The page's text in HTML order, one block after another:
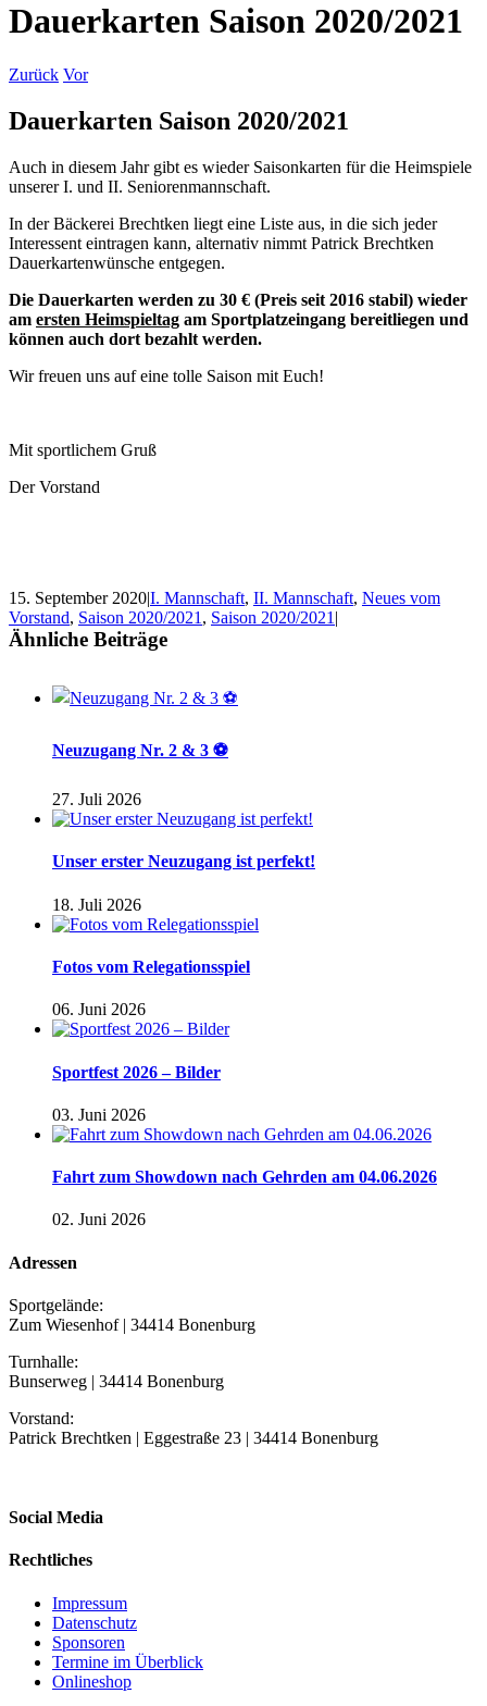
Dauerkarten Saison 2020/2021
Zurück Vor
Dauerkarten Saison 2020/2021
Auch in diesem Jahr gibt es wieder Saisonkarten für die Heimspiele
unserer I. und II. Seniorenmannschaft.
In der Bäckerei Brechtken liegt eine Liste aus, in die sich jeder
Interessent eintragen kann, alternativ nimmt Patrick Brechtken
Dauerkartenwünsche entgegen.
Die Dauerkarten werden zu 30 € (Preis seit 2016 stabil) wieder
am ersten Heimspieltag am Sportplatzeingang bereitliegen und
können auch dort bezahlt werden.
Wir freuen uns auf eine tolle Saison mit Euch!
Mit sportlichem Gruß
Der Vorstand
15. September 2020|I. Mannschaft, II. Mannschaft, Neues vom
Vorstand, Saison 2020/2021 , Saison 2020/2021 |
Ähnliche Beiträge
Neuzugang Nr. 2 & 3 ⚽
27. Juli 2026
Unser erster Neuzugang ist perfekt!
18. Juli 2026
Fotos vom Relegationsspiel
06. Juni 2026
Sportfest 2026 – Bilder
03. Juni 2026
Fahrt zum Showdown nach Gehrden am 04.06.2026
02. Juni 2026
Adressen
Sportgelände:
Zum Wiesenhof | 34414 Bonenburg
Turnhalle:
Bunserweg | 34414 Bonenburg
Vorstand:
Patrick Brechtken | Eggestraße 23 | 34414 Bonenburg
Social Media
Rechtliches
Impressum
Datenschutz
Sponsoren
Termine im Überblick
Onlineshop